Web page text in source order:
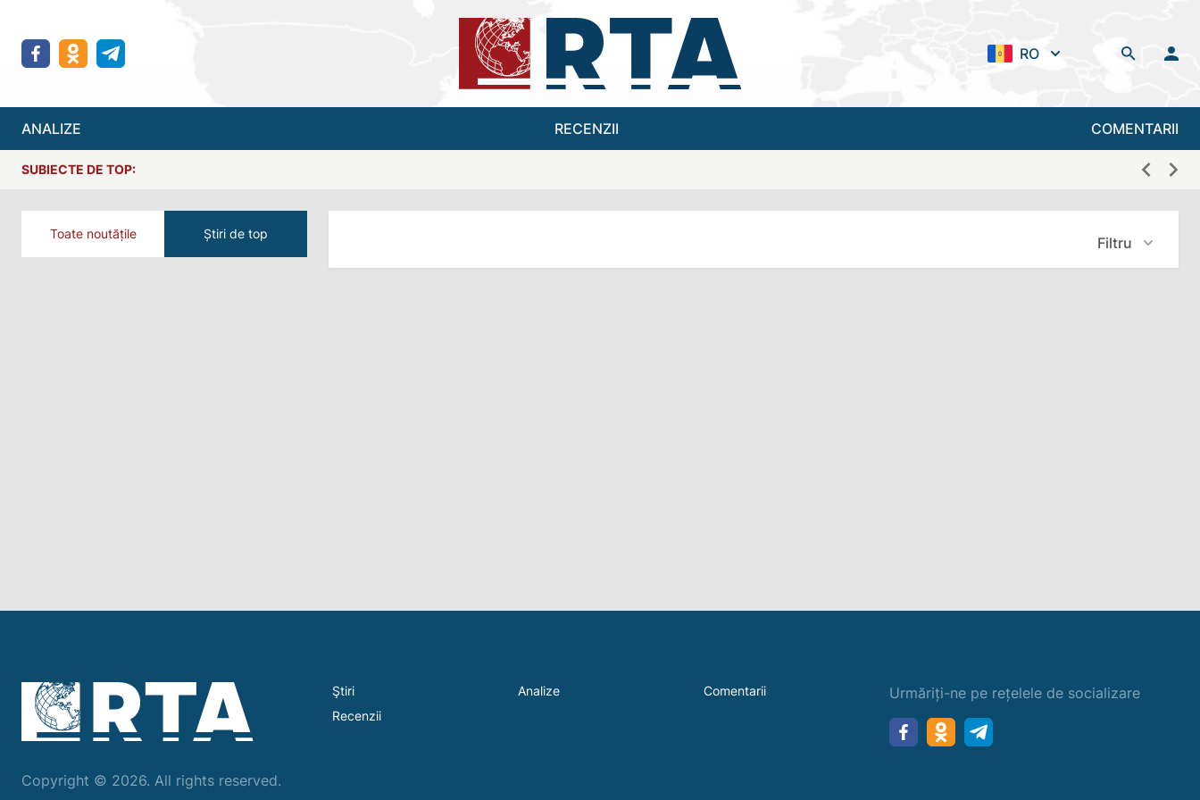
RO
ANALIZE RECENZII COMENTARII
SUBIECTE DE TOP:
Toate noutățile Știri de top
Filtru
Copyright © 2026. All rights reserved.
Ştiri Analize
Comentarii
Recenzii
Urmăriți-ne pe rețelele de socializare